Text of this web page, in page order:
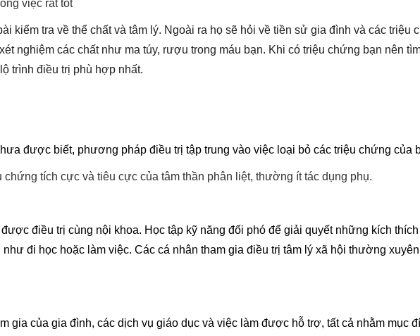
việc rất tốt
kiểm tra về thể chất và tâm lý. Ngoài ra họ sẽ hỏi về tiền sử gia đình và các triệu
nghiệm các chất như ma túy, rượu trong máu bạn. Khi có triệu chứng bạn nên
trình điều trị phù hợp nhất.
được biết, phương pháp điều trị tập trung vào việc loại bỏ các triệu chứng của
chứng tích cực và tiêu cực của tâm thần phân liệt, thường ít tác dụng phụ.
điều trị cùng nội khoa. Học tập kỹ năng đối phó để giải quyết những kích
đi học hoặc làm việc. Các cá nhân tham gia điều trị tâm lý xã hội thường
gia của gia đình, các dịch vụ giáo dục và việc làm được hỗ trợ, tất cả nhằm mục